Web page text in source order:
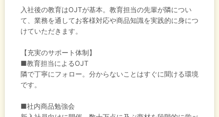
入社後の教育はOJTが基本。教育担当の先輩が隣につい
て、業務を通してお客様対応や商品知識を実践的に身につ
けていただきます。
【充実のサポート体制】
■教育担当によるOJT
隣で丁寧にフォロー。分からないことはすぐに聞ける環境
です。
■社内商品勉強会